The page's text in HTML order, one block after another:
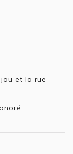
et la rue